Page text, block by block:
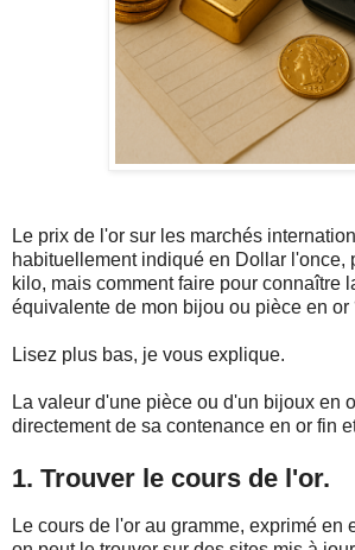
Le prix de l'or sur les marchés
habituellement indiqué en Dollar l'once,
kilo, mais comment faire pour connaître
équivalente de mon bijou ou pièce en or
Lisez plus bas, je vous explique.
La valeur d'une pièce ou d'un bijoux en
directement de sa contenance en or fin
1. Trouver le cours de l'or.
Le cours de l'or au gramme, exprimé en